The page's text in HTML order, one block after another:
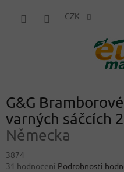
CZK
G&G
varných sáčcích
Německa
3874
Průměrné
31 hodnocení Podrobnosti